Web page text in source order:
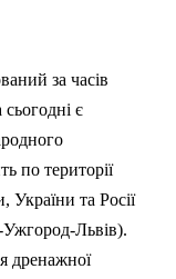
за часів
сьогодні є
по території
України та Росії
Львів).
дренажної